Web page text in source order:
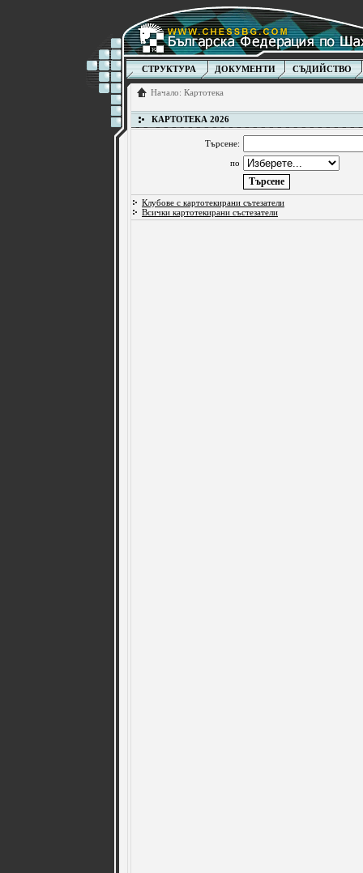
СТРУКТУРА ДОКУМЕНТИ СЪДИЙСТВО
Начало: Картотека
КАРТОТЕКА 2026
Търсене:
по
Клубове с картотекирани сътезатели
Всички картотекирани състезатели